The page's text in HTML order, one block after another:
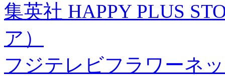
集英社 HAPPY PLUS
ア）
フジテレビフラワーネ